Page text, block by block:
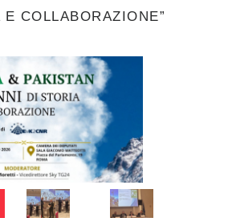
COLLABORAZIONE”